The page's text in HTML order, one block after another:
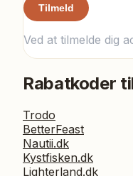
Tilmeld
Ved at tilmelde dig
Rabatkoder
Trodo
BetterFeast
Nautii.dk
Kystfisken.dk
Lighterland.dk